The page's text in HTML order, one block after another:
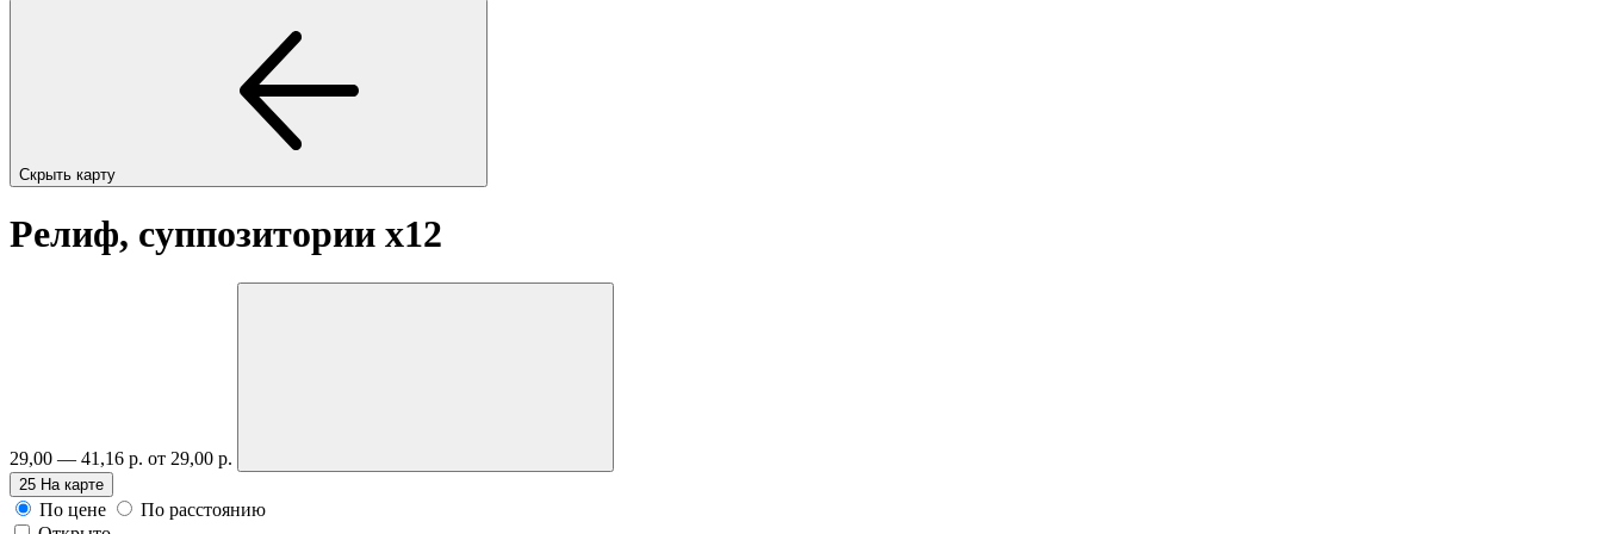
Скрыть карту
Релиф, суппозитории x12
29,00 — 41,16 р. от 29,00 р.
25 На карте
По цене
По расстоянию